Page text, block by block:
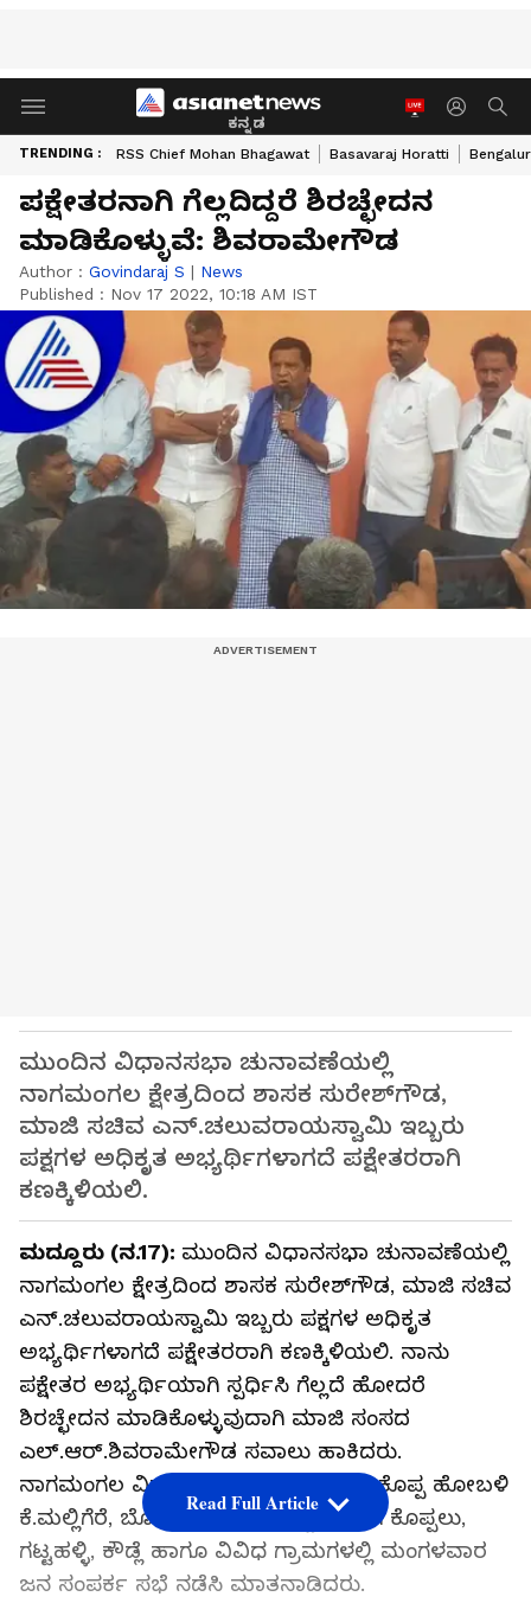
ಕನ್ನಡ
TRENDING : RSS Chief Mohan Bhagawat Basavaraj Horatti
ಪಕ್ಷೇತರನಾಗಿ ಗೆಲ್ಲದಿದ್ದರೆ ಶಿರಚ್ಛೇದನ
ಮಾಡಿಕೊಳ್ಳುವೆ: ಶಿವರಾಮೇಗೌಡ
Author : Govindaraj S | News
Published : Nov 17 2022, 10:18 AM IST
ಮುಂದಿನ ವಿಧಾನಸಭಾ ಚುನಾವಣೆಯಲ್ಲಿ
ನಾಗಮಂಗಲ ಕ್ಷೇತ್ರದಿಂದ ಶಾಸಕ ಸುರೇಶ್‌ಗೌಡ,
ಮಾಜಿ ಸಚಿವ ಎನ್‌.ಚಲುವರಾಯಸ್ವಾಮಿ ಇಬ್ಬರು
ಪಕ್ಷಗಳ ಅಧಿಕೃತ ಅಭ್ಯರ್ಥಿಗಳಾಗದೆ ಪಕ್ಷೇತರರಾಗಿ
ಕಣಕ್ಕಿಳಿಯಲಿ.
ಮದ್ದೂರು (ನ.17): ಮುಂದಿನ ವಿಧಾನಸಭಾ ಚುನಾವಣೆಯಲ್ಲಿ
ನಾಗಮಂಗಲ ಕ್ಷೇತ್ರದಿಂದ ಶಾಸಕ ಸುರೇಶ್‌ಗೌಡ, ಮಾಜಿ ಸಚಿವ
ಎನ್‌.ಚಲುವರಾಯಸ್ವಾಮಿ ಇಬ್ಬರು ಪಕ್ಷಗಳ ಅಧಿಕೃತ
ಅಭ್ಯರ್ಥಿಗಳಾಗದೆ ಪಕ್ಷೇತರರಾಗಿ ಕಣಕ್ಕಿಳಿಯಲಿ. ನಾನು
ಪಕ್ಷೇತರ ಅಭ್ಯರ್ಥಿಯಾಗಿ ಸ್ಪರ್ಧಿಸಿ ಗೆಲ್ಲದೆ ಹೋದರೆ
ಶಿರಚ್ಛೇದನ ಮಾಡಿಕೊಳ್ಳುವುದಾಗಿ ಮಾಜಿ ಸಂಸದ
ಎಲ್‌.ಆರ್‌.ಶಿವರಾಮೇಗೌಡ ಸವಾಲು ಹಾಕಿದರು.
ನಾಗಮಂಗಲ ವಿಧಾನಸಭಾ ಕ್ಷೇತ್ರ ವ್ಯಾಪ್ತಿಯ ಕೊಪ್ಪ ಹೋಬಳಿ
ಕೆ.ಮಲ್ಲಿಗೆರೆ, ಬೋಳಾರೆ, ತರಮನಕಟ್ಟೆ, ಜೋಗಿ ಕೊಪ್ಪಲು,
ಗಟ್ಟಹಳ್ಳಿ, ಕೌಡ್ಲೆ ಹಾಗೂ ವಿವಿಧ ಗ್ರಾಮಗಳಲ್ಲಿ ಮಂಗಳವಾರ
ಜನ ಸಂಪರ್ಕ ಸಭೆ ನಡೆಸಿ ಮಾತನಾಡಿದರು.
Read Full Article